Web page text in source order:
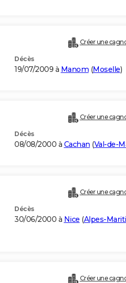
Créer une
Décès
19/07/2009 à Manom (Moselle)
Créer une
Décès
08/08/2000 à Cachan (Val-de-
Créer une
Décès
30/06/2000 à Nice (Alpes-
Créer une